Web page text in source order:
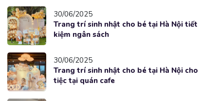
30/06/2025
Trang trí sinh nhật cho bé tại Hà Nội tiết
kiệm ngân sách
30/06/2025
Trang trí sinh nhật cho bé tại Hà Nội cho
tiệc tại quán cafe